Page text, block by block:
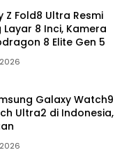
Z Fold8 Ultra Resmi
Layar 8 Inci, Kamera
8 Elite Gen 5
Galaxy Watch9
Ultra2 di Indonesia,